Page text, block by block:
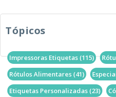
Tópicos
Impressoras Etiquetas (115)
Rótulos Alimentares (41)
Etiquetas Personalizadas (23)